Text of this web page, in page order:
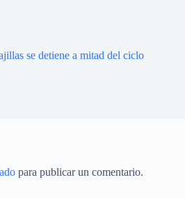
se detiene a mitad del ciclo
para publicar un comentario.